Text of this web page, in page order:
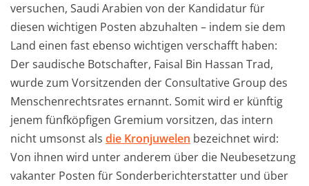
versuchen, Saudi Arabien von der Kandidatur für
diesen wichtigen Posten abzuhalten – indem sie dem
Land einen fast ebenso wichtigen verschafft haben:
Der saudische Botschafter, Faisal Bin Hassan Trad,
wurde zum Vorsitzenden der Consultative Group des
Menschenrechtsrates ernannt. Somit wird er künftig
jenem fünfköpfigen Gremium vorsitzen, das intern
nicht umsonst als die Kronjuwelen bezeichnet wird:
Von ihnen wird unter anderem über die Neubesetzung
vakanter Posten für Sonderberichterstatter und über